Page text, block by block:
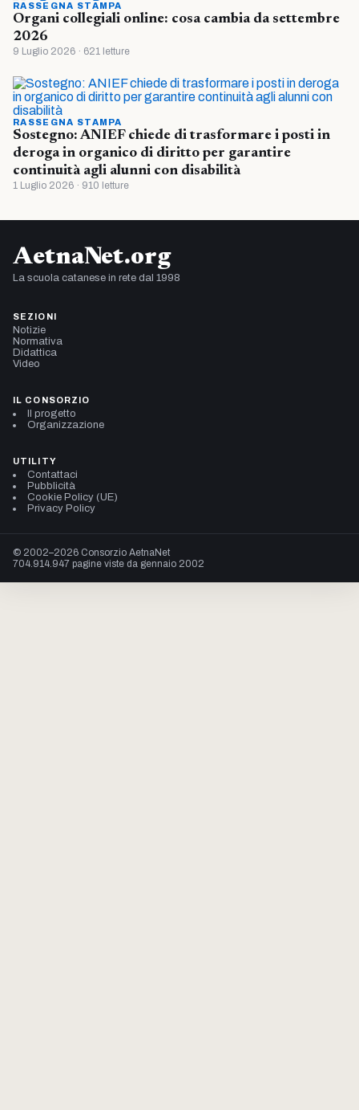
RASSEGNA STAMPA
Organi collegiali online: cosa cambia da settembre
2026
9 Luglio 2026 · 621 letture
RASSEGNA STAMPA
Sostegno: ANIEF chiede di trasformare i posti in
deroga in organico di diritto per garantire
continuità agli alunni con disabilità
1 Luglio 2026 · 910 letture
AetnaNet.org
La scuola catanese in rete dal 1998
SEZIONI
Notizie
Normativa
Didattica
Video
IL CONSORZIO
Il progetto
Organizzazione
UTILITY
Contattaci
Pubblicità
Cookie Policy (UE)
Privacy Policy
© 2002–2026 Consorzio AetnaNet
704.914.947 pagine viste da gennaio 2002